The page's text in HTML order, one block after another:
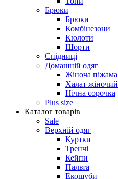
Брюки
Брюки
Комбінезони
Кюлоти
Шорти
Спідниці
Домашній одяг
Жіноча піжама
Халат жіночий
Нічна сорочка
Plus size
Каталог товарів
Sale
Верхній одяг
Куртки
Тренчі
Кейпи
Пальта
Екошуби